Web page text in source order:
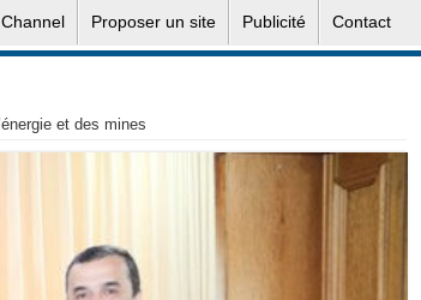
Proposer un site Publicité Contact
et des mines